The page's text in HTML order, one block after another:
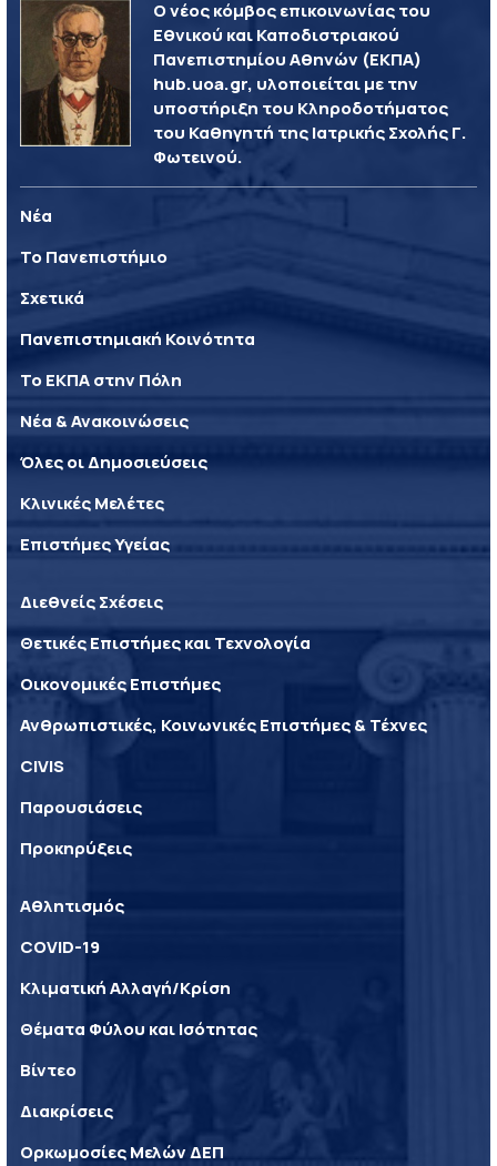
Ο νέος κόμβος επικοινωνίας του
Εθνικού και Καποδιστριακού
Πανεπιστημίου Αθηνών (ΕΚΠΑ)
hub.uoa.gr, υλοποιείται με την
υποστήριξη του Κληροδοτήματος
του Καθηγητή της Ιατρικής Σχολής Γ.
Φωτεινού.
Νέα
Το Πανεπιστήμιο
Σχετικά
Πανεπιστημιακή Κοινότητα
Το ΕΚΠΑ στην Πόλη
Νέα & Ανακοινώσεις
Όλες οι Δημοσιεύσεις
Κλινικές Μελέτες
Επιστήμες Υγείας
Διεθνείς Σχέσεις
Θετικές Επιστήμες και Τεχνολογία
Οικονομικές Επιστήμες
Ανθρωπιστικές, Κοινωνικές Επιστήμες & Τέχνες
CIVIS
Παρουσιάσεις
Προκηρύξεις
Αθλητισμός
COVID-19
Κλιματική Αλλαγή/Κρίση
Θέματα Φύλου και Ισότητας
Βίντεο
Διακρίσεις
Ορκωμοσίες Μελών ΔΕΠ